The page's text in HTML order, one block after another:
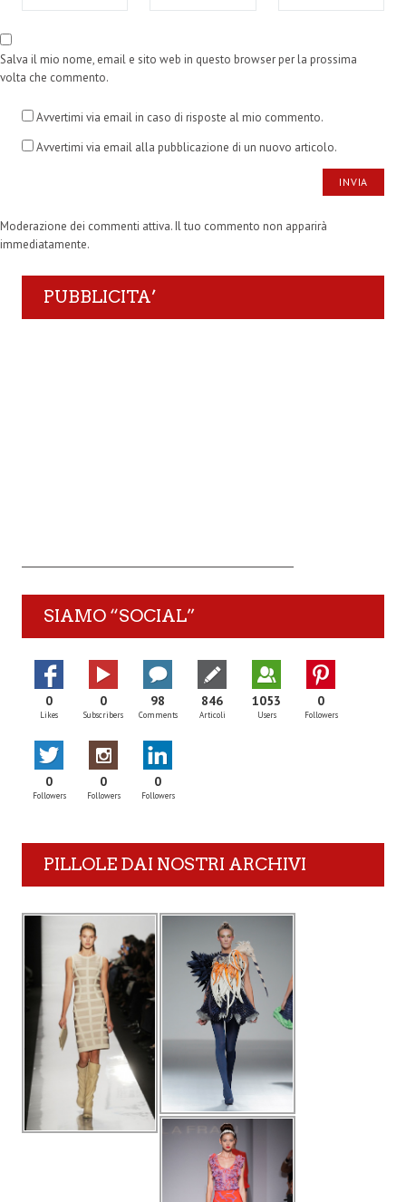
Salva il mio nome, email e sito web in questo browser per la prossima
volta che commento.
Avvertimi via email in caso di risposte al mio commento.
Avvertimi via email alla pubblicazione di un nuovo articolo.
Moderazione dei commenti attiva. Il tuo commento non apparirà
immediatamente.
PUBBLICITA’
SIAMO “SOCIAL”
0
Likes
0
Subscribers
98
Comments
846
Articoli
1053
Users
0
Followers
0
Followers
0
Followers
0
Followers
PILLOLE DAI NOSTRI ARCHIVI